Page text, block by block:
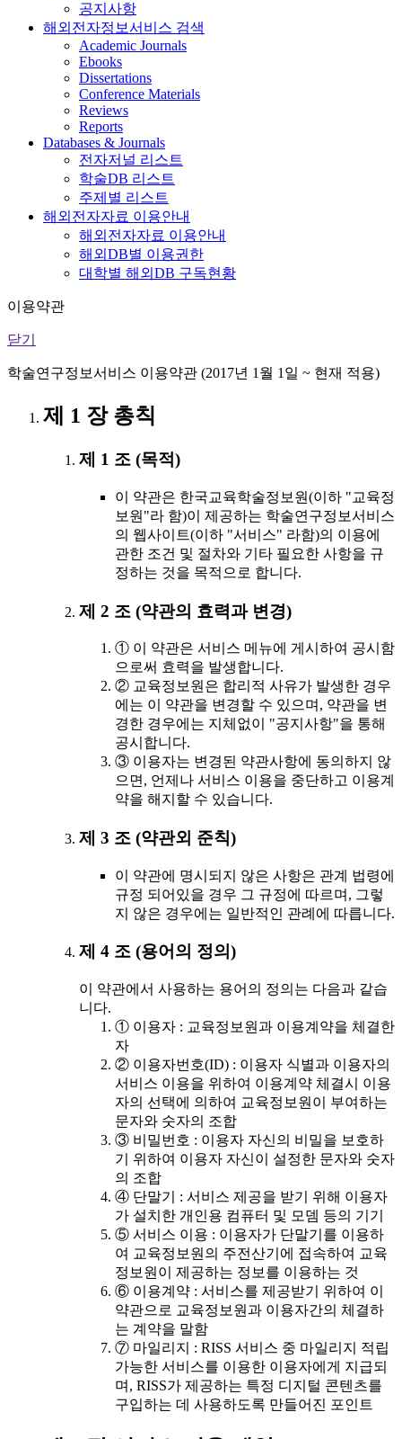
공지사항
해외전자정보서비스 검색
Academic Journals
Ebooks
Dissertations
Conference Materials
Reviews
Reports
Databases & Journals
전자저널 리스트
학술DB 리스트
주제별 리스트
해외전자자료 이용안내
해외전자자료 이용안내
해외DB별 이용권한
대학별 해외DB 구독현황
이용약관
닫기
학술연구정보서비스 이용약관 (2017년 1월 1일 ~ 현재 적용)
제 1 장 총칙
제 1 조 (목적)
이 약관은 한국교육학술정보원(이하 "교육정
보원"라 함)이 제공하는 학술연구정보서비스
의 웹사이트(이하 "서비스" 라함)의 이용에
관한 조건 및 절차와 기타 필요한 사항을 규
정하는 것을 목적으로 합니다.
제 2 조 (약관의 효력과 변경)
① 이 약관은 서비스 메뉴에 게시하여 공시함
으로써 효력을 발생합니다.
② 교육정보원은 합리적 사유가 발생한 경우
에는 이 약관을 변경할 수 있으며, 약관을 변
경한 경우에는 지체없이 "공지사항"을 통해
공시합니다.
③ 이용자는 변경된 약관사항에 동의하지 않
으면, 언제나 서비스 이용을 중단하고 이용계
약을 해지할 수 있습니다.
제 3 조 (약관외 준칙)
이 약관에 명시되지 않은 사항은 관계 법령에
규정 되어있을 경우 그 규정에 따르며, 그렇
지 않은 경우에는 일반적인 관례에 따릅니다.
제 4 조 (용어의 정의)
이 약관에서 사용하는 용어의 정의는 다음과 같습
니다.
① 이용자 : 교육정보원과 이용계약을 체결한
자
② 이용자번호(ID) : 이용자 식별과 이용자의
서비스 이용을 위하여 이용계약 체결시 이용
자의 선택에 의하여 교육정보원이 부여하는
문자와 숫자의 조합
③ 비밀번호 : 이용자 자신의 비밀을 보호하
기 위하여 이용자 자신이 설정한 문자와 숫자
의 조합
④ 단말기 : 서비스 제공을 받기 위해 이용자
가 설치한 개인용 컴퓨터 및 모뎀 등의 기기
⑤ 서비스 이용 : 이용자가 단말기를 이용하
여 교육정보원의 주전산기에 접속하여 교육
정보원이 제공하는 정보를 이용하는 것
⑥ 이용계약 : 서비스를 제공받기 위하여 이
약관으로 교육정보원과 이용자간의 체결하
는 계약을 말함
⑦ 마일리지 : RISS 서비스 중 마일리지 적립
가능한 서비스를 이용한 이용자에게 지급되
며, RISS가 제공하는 특정 디지털 콘텐츠를
구입하는 데 사용하도록 만들어진 포인트